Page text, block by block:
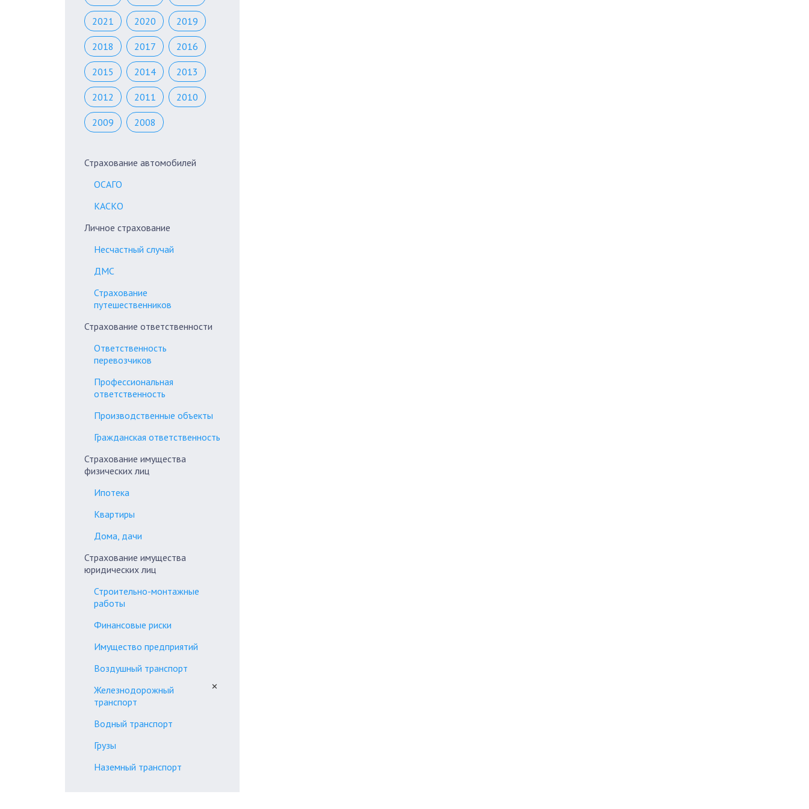
2021 2020 2019
2018 2017 2016
2015 2014 2013
2012 2011 2010
2009 2008
Страхование автомобилей
ОСАГО
КАСКО
Личное страхование
Несчастный случай
ДМС
Страхование
путешественников
Страхование ответственности
Ответственность
перевозчиков
Профессиональная
ответственность
Производственные объекты
Гражданская ответственность
Страхование имущества
физических лиц
Ипотека
Квартиры
Дома, дачи
Страхование имущества
юридических лиц
Строительно-монтажные
работы
Финансовые риски
Имущество предприятий
Воздушный транспорт
Железнодорожный
транспорт
✕
Водный транспорт
Грузы
Наземный транспорт